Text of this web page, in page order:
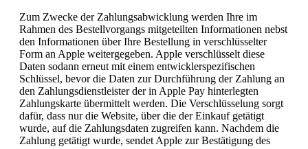
Zum Zwecke der Zahlungsabwicklung werden Ihre im
Rahmen des Bestellvorgangs mitgeteilten Informationen nebst
den Informationen über Ihre Bestellung in verschlüsselter
Form an Apple weitergegeben. Apple verschlüsselt diese
Daten sodann erneut mit einem entwicklerspezifischen
Schlüssel, bevor die Daten zur Durchführung der Zahlung an
den Zahlungsdienstleister der in Apple Pay hinterlegten
Zahlungskarte übermittelt werden. Die Verschlüsselung sorgt
dafür, dass nur die Website, über die der Einkauf getätigt
wurde, auf die Zahlungsdaten zugreifen kann. Nachdem die
Zahlung getätigt wurde, sendet Apple zur Bestätigung des